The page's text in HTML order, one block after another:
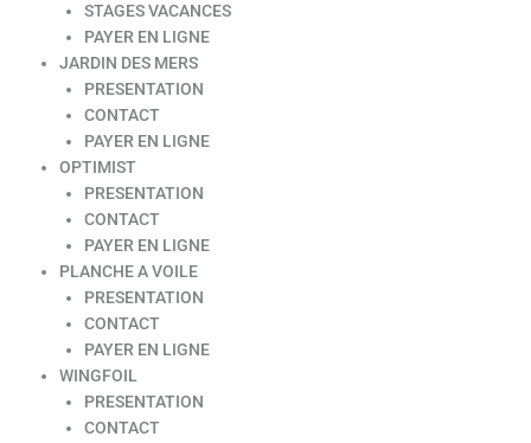
STAGES VACANCES
PAYER EN LIGNE
JARDIN DES MERS
PRESENTATION
CONTACT
PAYER EN LIGNE
OPTIMIST
PRESENTATION
CONTACT
PAYER EN LIGNE
PLANCHE A VOILE
PRESENTATION
CONTACT
PAYER EN LIGNE
WINGFOIL
PRESENTATION
CONTACT